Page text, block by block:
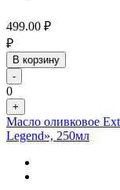
499.00 ₽
₽
В корзину
-
0
+
Масло оливковое
Legend», 250мл